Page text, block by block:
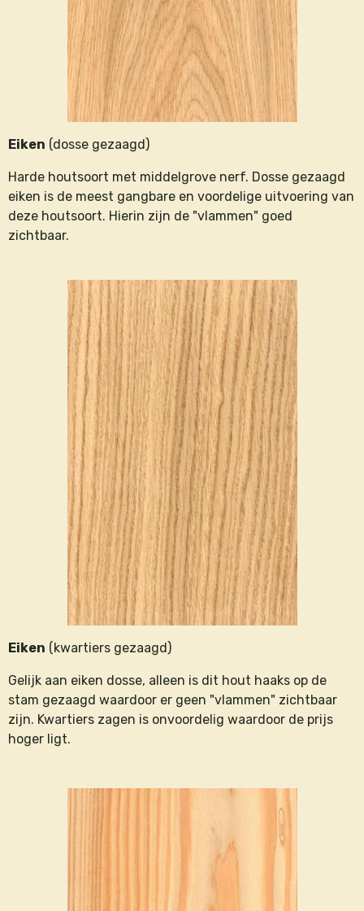
Eiken (dosse gezaagd)
Harde houtsoort met middelgrove nerf. Dosse gezaagd
eiken is de meest gangbare en voordelige uitvoering van
deze houtsoort. Hierin zijn de "vlammen" goed
zichtbaar.
Eiken (kwartiers gezaagd)
Gelijk aan eiken dosse, alleen is dit hout haaks op de
stam gezaagd waardoor er geen "vlammen" zichtbaar
zijn. Kwartiers zagen is onvoordelig waardoor de prijs
hoger ligt.